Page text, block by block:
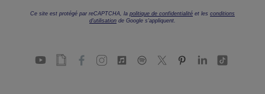
Ce site est protégé par reCAPTCHA, la politique de confidentialité et les conditions
d'utilisation de Google s'appliquent.